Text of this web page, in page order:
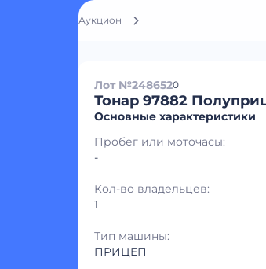
Аукцион
Лот №2486520
Тонар 97882
Основные характеристики
Пробег или моточасы:
-
Кол-во владельцев:
1
Тип машины:
ПРИЦЕП